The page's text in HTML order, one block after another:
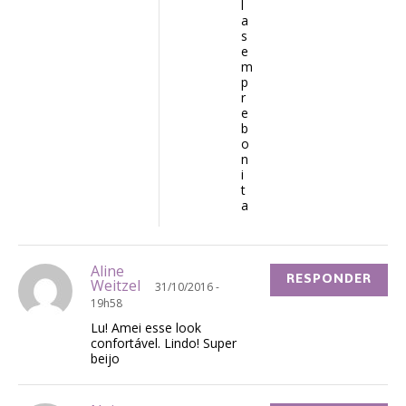
l
a
s
e
m
p
r
e
b
o
n
i
t
a
Aline
Weitzel
31/10/2016 -
19h58
Lu! Amei esse look
confortável. Lindo! Super
beijo
RESPONDER